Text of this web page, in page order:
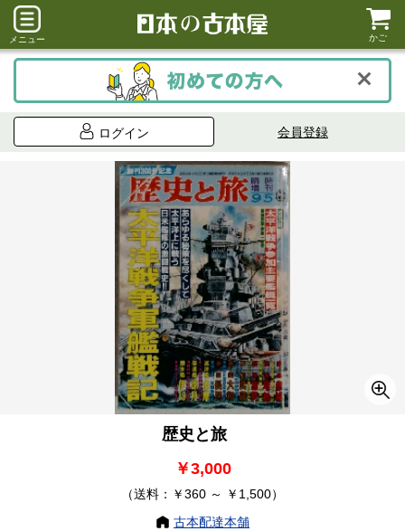
メニュー かご
ログイン 会員登録
歴史と旅
￥3,000
（送料：￥360 ～ ￥1,500）
古本配達本舗